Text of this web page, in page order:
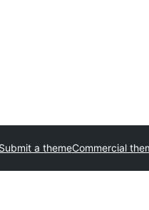
Submit a themeCommercial